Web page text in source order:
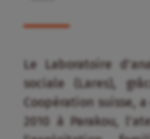
Le Laboratoire
sociale (Lares),
Coopération suisse,
2010 à Parakou,